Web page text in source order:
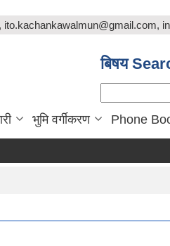
बिषय
भुमि वर्गीकरण Phone